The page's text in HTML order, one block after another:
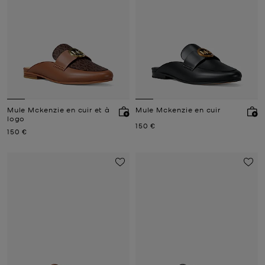
Mule Mckenzie en cuir et à
logo
Prix actuel
150 €
Mule Mckenzie en cuir
Prix actuel
150 €